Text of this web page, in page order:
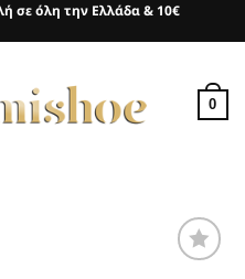
σε όλη την Ελλάδα & 10€
0